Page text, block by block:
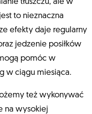
to nieznaczna
efekty daje regularny
jedzenie posiłków
pomóc w
w ciągu miesiąca.
też wykonywać
na wysokiej